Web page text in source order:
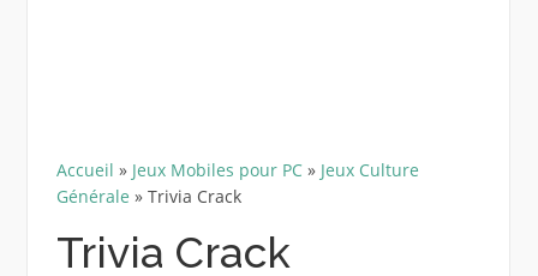
Accueil » Jeux Mobiles pour PC» Jeux Culture
Générale » Trivia Crack
Trivia Crack